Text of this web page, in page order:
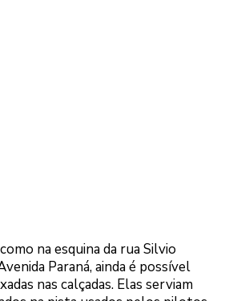
na esquina da rua Silvio
Paraná, ainda é possível
nas calçadas. Elas serviam